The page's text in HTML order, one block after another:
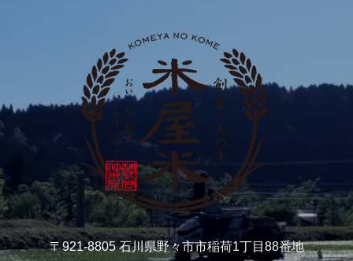
〒921-8805 石川県野々市市稲荷1丁目88番地